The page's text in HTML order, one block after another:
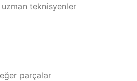
teknisyenler
parçalar